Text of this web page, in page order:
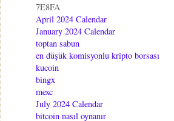
7E8FA
April 2024 Calendar
January 2024 Calendar
toptan sabun
en düşük komisyonlu kripto borsası
kucoin
bingx
mexc
July 2024 Calendar
bitcoin nasıl oynanır